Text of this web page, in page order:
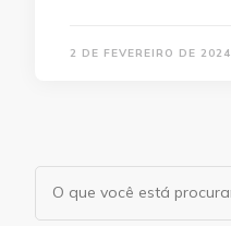
2 DE FEVEREIRO DE 2024
Procurando
algo?